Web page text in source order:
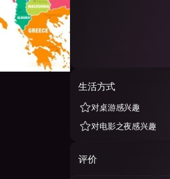
生活方式
对桌游感兴趣
对电影之夜感兴趣
评价